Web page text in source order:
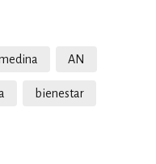
AN
bienestar